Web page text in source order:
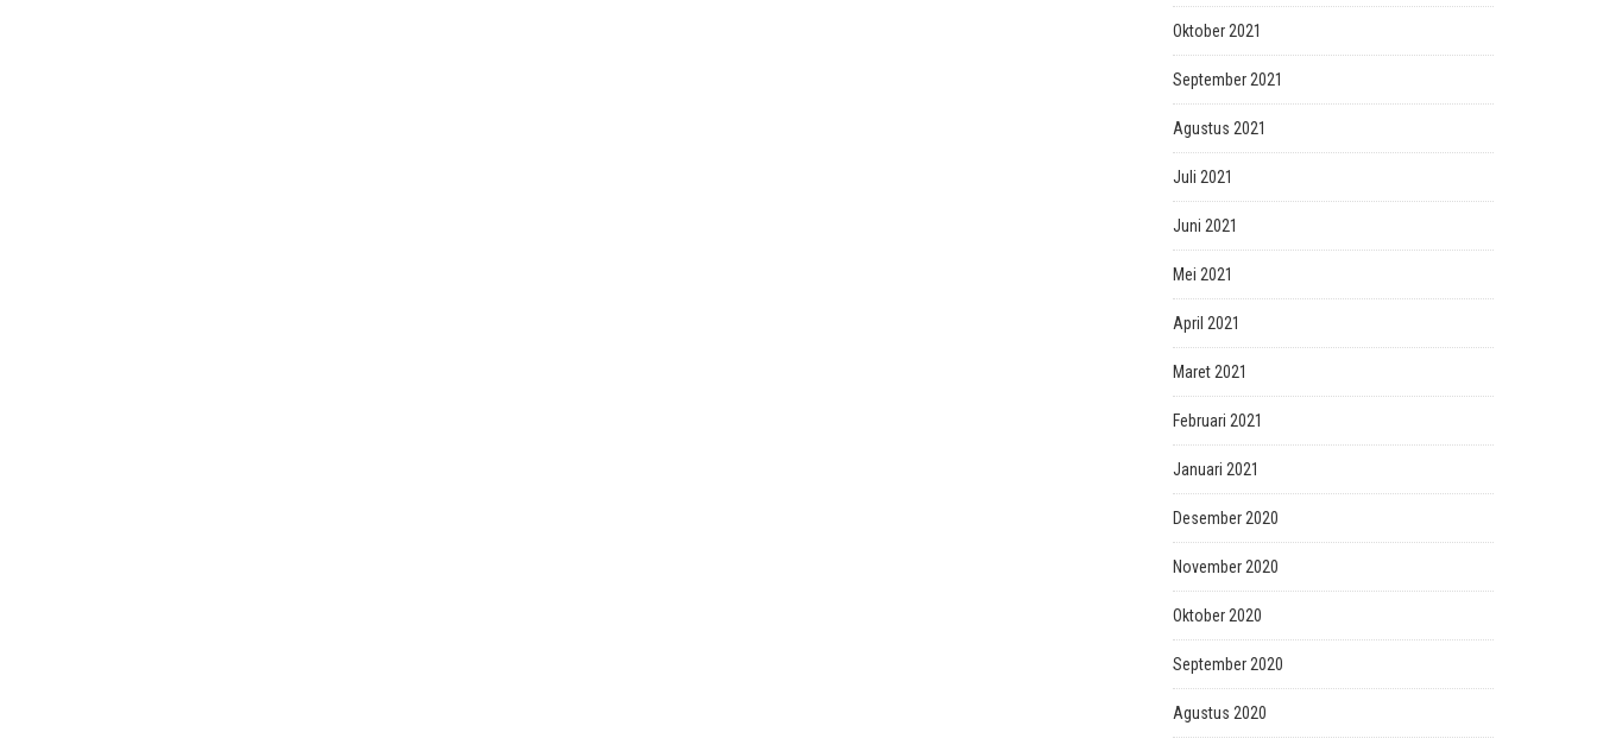
Oktober 2021
September 2021
Agustus 2021
Juli 2021
Juni 2021
Mei 2021
April 2021
Maret 2021
Februari 2021
Januari 2021
Desember 2020
November 2020
Oktober 2020
September 2020
Agustus 2020